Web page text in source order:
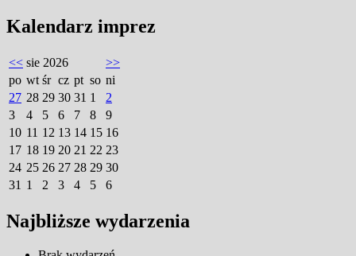
Kalendarz imprez
<< sie 2026
>>
po wt śr cz pt so ni
27 28 29 30 31 1
2
3
4 5 6 7 8
9
10 11 12 13 14 15 16
17 18 19 20 21 22 23
24 25 26 27 28 29 30
31 1 2 3 4 5 6
Najbliższe wydarzenia